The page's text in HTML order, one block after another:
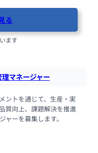
る
ます
理マネージャー
ントを通じて、生産・実
質向上、課題解決を推進
ャーを募集します。